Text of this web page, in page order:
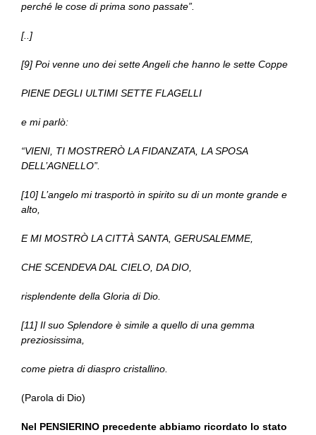
perché le cose di prima sono passate”.
[..]
[9] Poi venne uno dei sette Angeli che hanno le sette Coppe
PIENE DEGLI ULTIMI SETTE FLAGELLI
e mi parlò:
“VIENI, TI MOSTRERÒ LA FIDANZATA, LA SPOSA
DELL’AGNELLO”.
[10] L’angelo mi trasportò in spirito su di un monte grande e
alto,
E MI MOSTRÒ LA CITTÀ SANTA, GERUSALEMME,
CHE SCENDEVA DAL CIELO, DA DIO,
risplendente della Gloria di Dio.
[11] Il suo Splendore è simile a quello di una gemma
preziosissima,
come pietra di diaspro cristallino.
(Parola di Dio)
Nel PENSIERINO precedente abbiamo ricordato lo stato